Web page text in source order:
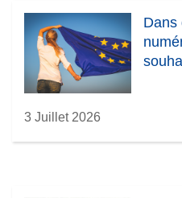
Dans
3 Juillet 2026